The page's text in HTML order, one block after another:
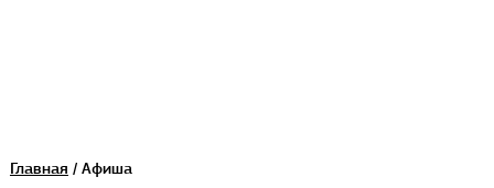
Главная / Афиша